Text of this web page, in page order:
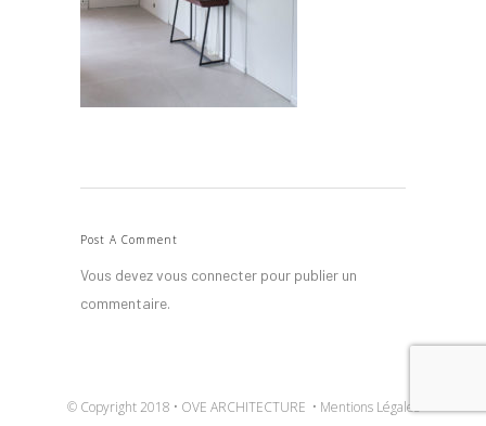
Post A Comment
Vous devezvous connecter pour publier un
commentaire.
© Copyright 2018 • OVE ARCHITECTURE • Mentions Légales